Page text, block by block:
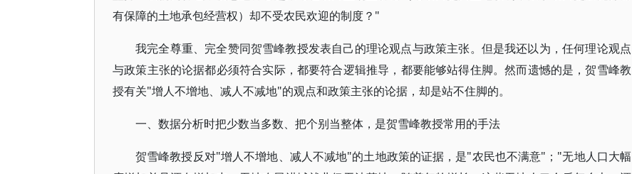
有保障的土地承包经营权）却不受农民欢迎的制度？"
我完全尊重、完全赞同贺雪峰教授发表自己的理论观点与政策主张。但是我还以为，任何理论观点
与政策主张的论据都必须符合实际，都要符合逻辑推导，都要能够站得住脚。然而遗憾的是，贺雪峰教
授有关"增人不增地、减人不减地"的观点和政策主张的论据，却是站不住脚的。
一、数据分析时把少数当多数、把个别当整体，是贺雪峰教授常用的手法
贺雪峰教授反对"增人不增地、减人不减地"的土地政策的证据，是"农民也不满意"；"无地人口大幅